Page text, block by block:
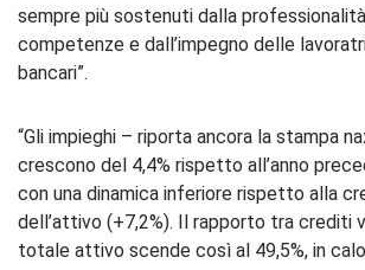
sempre più sostenuti dalla
competenze e dall’impegno delle
bancari”.
“Gli impieghi – riporta ancora la stampa
crescono del 4,4% rispetto all’anno
con una dinamica inferiore rispetto alla
dell’attivo (+7,2%). Il rapporto tra crediti
totale attivo scende così al 49,5%, in